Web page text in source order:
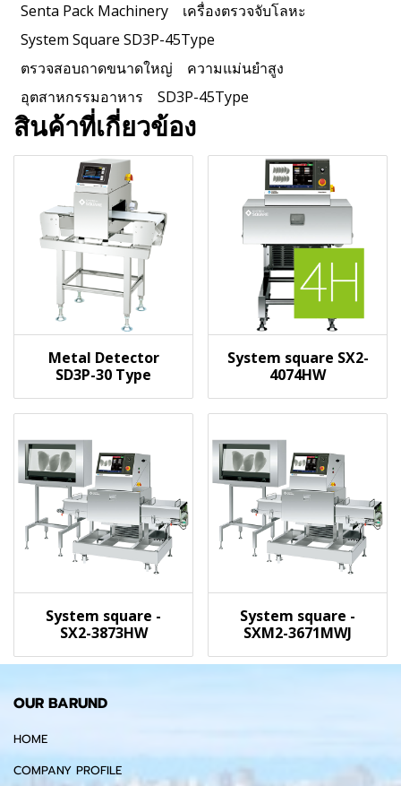
Senta Pack Machinery
เครื่องตรวจจับโลหะ
System Square SD3P-45Type
ตรวจสอบถาดขนาดใหญ่
ความแม่นยำสูง
อุตสาหกรรมอาหาร
SD3P-45Type
สินค้าที่เกี่ยวข้อง
Metal Detector
SD3P-30 Type
System square SX2-
4074HW
System square -
SX2-3873HW
System square -
SXM2-3671MWJ
OUR BARUND
HOME
COMPANY PROFILE